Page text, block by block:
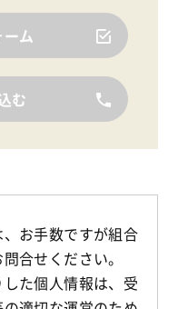
ム
む
お手数ですが組合
合せください。
た個人情報は、受